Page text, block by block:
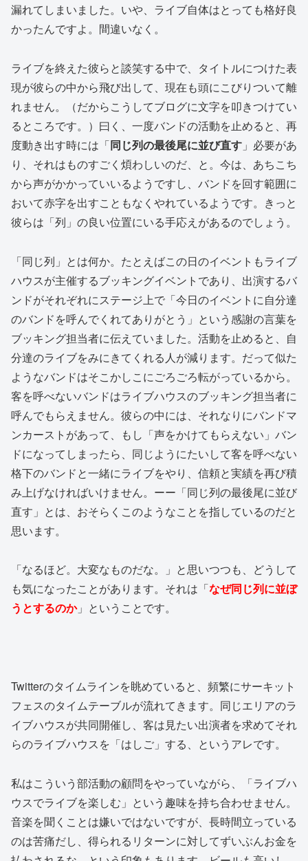
漏れてしまいました。いや、ライブ自体はとっても格好良
かったんですよ。間違いなく。
ライブを終えた彼らと談笑する中で、タイトルにつけた表
現が彼らの中から飛び出して、現在も頭にこびりついて離
れません。（だからこうしてブログに文字を叩きつけてい
るところです。）曰く、一度バンドの活動を止めると、再
度動き出す時には「同じ列の最後尾に並び直す 」必要があ
り、それはものすごく煩わしいのだ、と。今は、あちこち
から声がかかっていいるようですし、バンドを回す範囲に
おいて赤字を出すこともなくやれているようです。きっと
彼らは「列」の良い位置にいる手応えがあるのでしょう。
「同じ列」とは何か。たとえばこの日のイベントもライブ
ハウスが主催するブッキングイベントであり、出演するバ
ンドがそれぞれにステージ上で「今日のイベントに自分達
のバンドを呼んでくれてありがとう」という感謝の言葉を
ブッキング担当者に伝えていました。活動を止めると、自
分達のライブをみにきてくれる人が減ります。だって似た
ようなバンドはそこかしこにごろごろ転がっているから。
客を呼べないバンドはライブハウスのブッキング担当者に
呼んでもらえません。彼らの中には、それなりにバンドマ
ンカーストがあって、もし「声をかけてもらえない」バン
ドになってしまったら、同じようにたいして客を呼べない
格下のバンドと一緒にライブをやり、信頼と実績を再び積
み上げなければいけません。ーー「同じ列の最後尾に並び
直す」とは、おそらくこのようなことを指しているのだと
思います。
「なるほど。大変なものだな。」と思いつつも、どうして
も気になったことがあります。それは「なぜ同じ列に並ぼ
うとするのか」ということです。
Twitterのタイムラインを眺めていると、頻繁にサーキット
フェスのタイムテーブルが流れてきます。同じエリアのラ
イブハウスが共同開催し、客は見たい出演者を求めてそれ
らのライブハウスを「はしご」する、というアレです。
私はこういう部活動の顧問をやっていながら、「ライブハ
ウスでライブを楽しむ」という趣味を持ち合わせません。
音楽を聞くことは嫌いではないですが、長時間立っている
のは苦痛だし、得られるリターンに対してずいぶんお金を